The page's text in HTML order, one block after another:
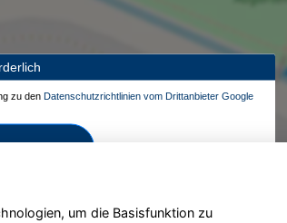
zu den Datenschutzrichtlinien vom Drittanbieter Google
um die Basisfunktion zu